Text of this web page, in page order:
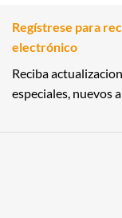
Regístrese para
electrónico
Reciba
especiales, nuevos